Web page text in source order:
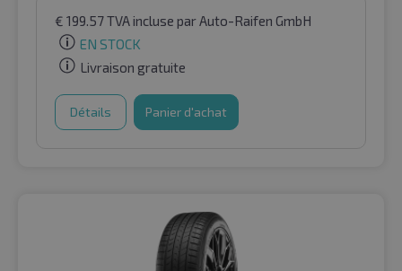
€ 199.57TVA incluse par Auto-Raifen GmbH
EN STOCK
Livraison gratuite
Détails Panier d'achat